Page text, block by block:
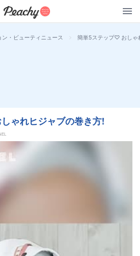
ン・ビューティニュース > 簡単5ステップ♡ おしゃ
ゃれヒジャブの巻き方!